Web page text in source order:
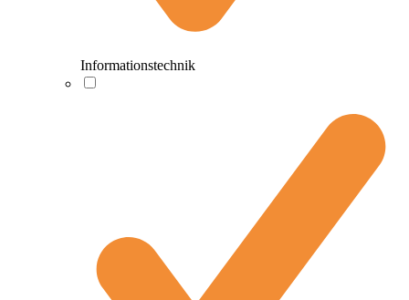
Informationstechnik